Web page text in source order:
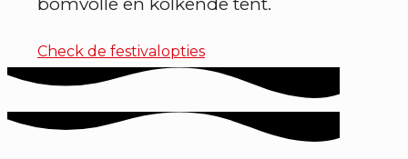
Check de festivalopties